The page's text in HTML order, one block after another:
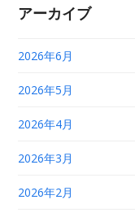
アーカイブ
2026年6月
2026年5月
2026年4月
2026年3月
2026年2月